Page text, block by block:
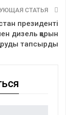
СТАТЬЯ
президенті
дизель қорын
тапсырды